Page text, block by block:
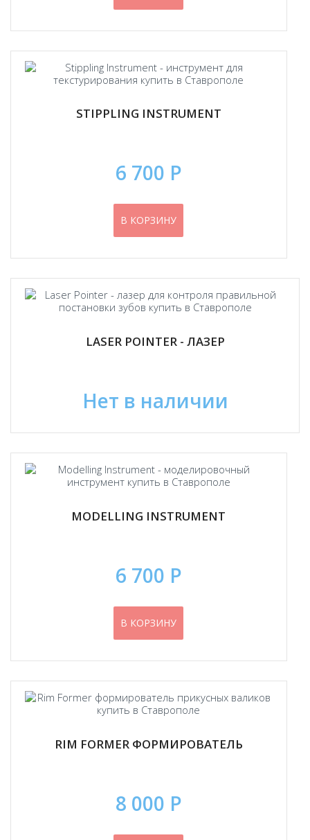
STIPPLING INSTRUMENT
6 700 Р
В КОРЗИНУ
LASER POINTER - ЛАЗЕР
Нет в наличии
MODELLING INSTRUMENT
6 700 Р
В КОРЗИНУ
RIM FORMER ФОРМИРОВАТЕЛЬ
8 000 Р